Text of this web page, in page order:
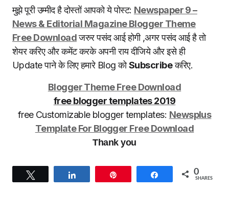
मुझे पूरी उम्मीद है दोस्तों आपको ये पोस्ट: Newspaper 9 –
News & Editorial Magazine Blogger Theme
Free Downloadजरुर पसंद आई होगी ,अगर पसंद आई है तो
शेयर करिए और कमेंट करके अपनी राय दीजिये और इसे ही
Update पाने के लिए हमारे Blog कोSubscribeकरिए.
Blogger Theme Free Download
free blogger templates 2019
free Customizable blogger templates: Newsplus
Template For Blogger Free Download
Thank you
0
SHARES